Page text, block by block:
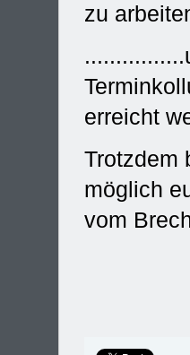
zu
erreicht
Trotzdem
möglich
vom